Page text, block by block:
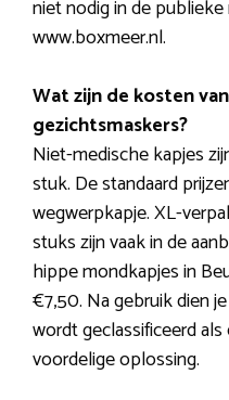
niet nodig in de
www.boxmeer.nl.
Wat zijn de kosten
gezichtsmaskers?
Niet-medische kapjes
stuk. De standaard
wegwerpkapje. XL-
stuks zijn vaak in de
hippe mondkapjes in
€7,50. Na gebruik dien
wordt geclassificeerd
voordelige oplossing.